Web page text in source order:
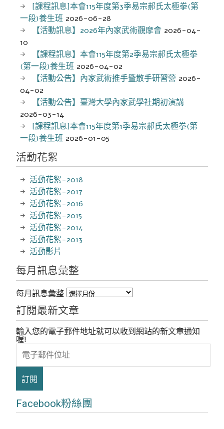
[課程訊息]本會115年度第3季易宗郝氏太極拳(第
一段)養生班 2026-06-28
【活動訊息】2026年內家武術觀摩會 2026-04-
10
【課程訊息】本會115年度第2季易宗郝氏太極拳
(第一段)養生班 2026-04-02
【活動公告】內家武術推手暨散手研習營 2026-
04-02
【活動公告】臺灣大學內家武學社期初演講
2026-03-14
[課程訊息]本會115年度第1季易宗郝氏太極拳(第
一段)養生班 2026-01-05
活動花絮
活動花絮-2018
活動花絮-2017
活動花絮-2016
活動花絮-2015
活動花絮-2014
活動花絮-2013
活動影片
每月訊息彙整
每月訊息彙整
訂閱最新文章
輸入您的電子郵件地址就可以收到網站的新文章通知
喔!
電
子
郵
位
Facebook粉絲團